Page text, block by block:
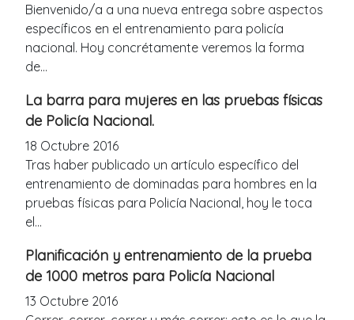
Bienvenido/a a una nueva entrega sobre aspectos
específicos en el entrenamiento para policía
nacional. Hoy concrétamente veremos la forma
de...
La barra para mujeres en las pruebas físicas
de Policía Nacional.
18 Octubre 2016
Tras haber publicado un artículo específico del
entrenamiento de dominadas para hombres en la
pruebas físicas para Policía Nacional, hoy le toca
el...
Planificación y entrenamiento de la prueba
de 1000 metros para Policía Nacional
13 Octubre 2016